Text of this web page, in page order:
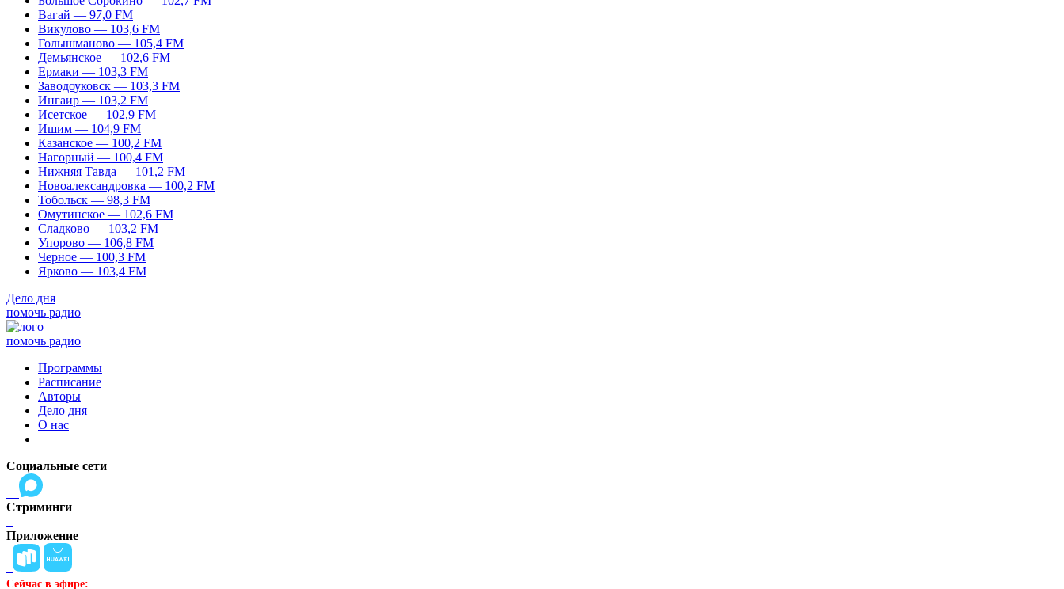
Вагай — 97,0 FM
Викулово — 103,6 FM
Голышманово — 105,4 FM
Демьянское — 102,6 FM
Ермаки — 103,3 FM
Заводоуковск — 103,3 FM
Ингаир — 103,2 FM
Исетское — 102,9 FM
Ишим — 104,9 FM
Казанское — 100,2 FM
Нагорный — 100,4 FM
Нижняя Тавда — 101,2 FM
Новоалександровка — 100,2 FM
Тобольск — 98,3 FM
Омутинское — 102,6 FM
Сладково — 103,2 FM
Упорово — 106,8 FM
Черное — 100,3 FM
Ярково — 103,4 FM
Дело дня
помочь радио
помочь радио
Программы
Расписание
Авторы
Дело дня
О нас
Социальные сети
Стриминги
Приложение
Сейчас в эфире: